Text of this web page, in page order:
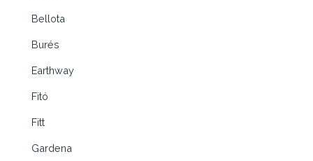
Bellota
Burés
Earthway
Fitó
Fitt
Gardena